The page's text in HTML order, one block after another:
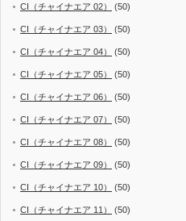
CI（チャイナエア 02） (50)
CI（チャイナエア 03） (50)
CI（チャイナエア 04） (50)
CI（チャイナエア 05） (50)
CI（チャイナエア 06） (50)
CI（チャイナエア 07） (50)
CI（チャイナエア 08） (50)
CI（チャイナエア 09） (50)
CI（チャイナエア 10） (50)
CI（チャイナエア 11） (50)